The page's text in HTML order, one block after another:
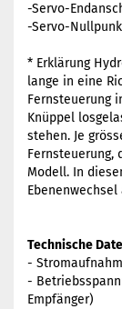
-Servo-
-Servo-
* Erklärung
lange in eine
Fernsteuerung
Knüppel
stehen. Je
Fernsteuerung,
Modell. In
Technische
-
-
Empfänger)